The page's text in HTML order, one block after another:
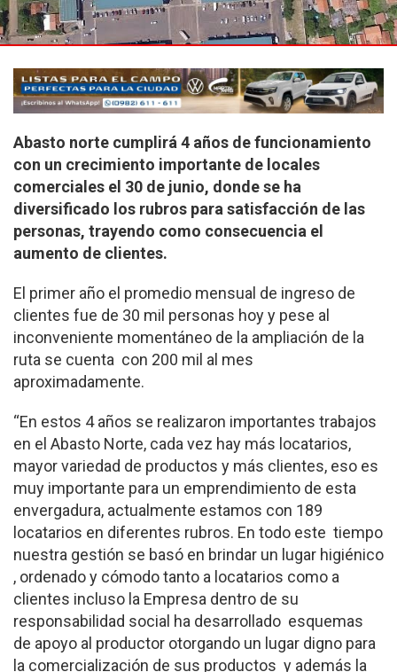
Abasto norte cumplirá 4 años de funcionamiento
con un crecimiento importante de locales
comerciales el 30 de junio, donde se ha
diversificado los rubros para satisfacción de las
personas, trayendo como consecuencia el
aumento de clientes.
El primer año el promedio mensual de ingreso de
clientes fue de 30 mil personas hoy y pese al
inconveniente momentáneo de la ampliación de la
ruta se cuenta con 200 mil al mes
aproximadamente.
“En estos 4 años se realizaron importantes trabajos
en el Abasto Norte, cada vez hay más locatarios,
mayor variedad de productos y más clientes, eso es
muy importante para un emprendimiento de esta
envergadura, actualmente estamos con 189
locatarios en diferentes rubros. En todo este tiempo
nuestra gestión se basó en brindar un lugar higiénico
, ordenado y cómodo tanto a locatarios como a
clientes incluso la Empresa dentro de su
responsabilidad social ha desarrollado esquemas
de apoyo al productor otorgando un lugar digno para
la comercialización de sus productos y además la